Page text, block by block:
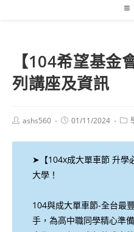
【104希望基金
列講座及資訊
Postashs560
Post01/11/2024
Post
➤【104x成大單車節 升學
大學！
104與成大單車節-全台最
手，為高中職同學精心準